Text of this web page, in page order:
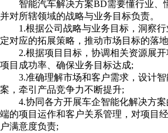
智能汽车解决方案BD需要懂行业、
并对所辖领域的战略与业务目标负责。
1.根据公司战略与业务目标，洞察行
定对应的拓展策略，推动市场目标的落
2.根据项目目标，协调相关资源展开
项目成功率、确保业务目标达成;
3.准确理解市场和客户需求，设计智
案，牵引产品竞争力不断提升;
4.协同各方开展车企智能化解决方案
端的项目运作和客户关系管理，对项目
户满意度负责;